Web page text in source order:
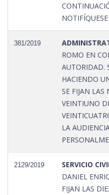
381/2019
ROMO EN
AUTORIDAD.
HACIENDO
SE FIJAN LAS
VEINTIUNO
LA
2129/2019 SERVICIO
DANIEL
FIJAN LAS